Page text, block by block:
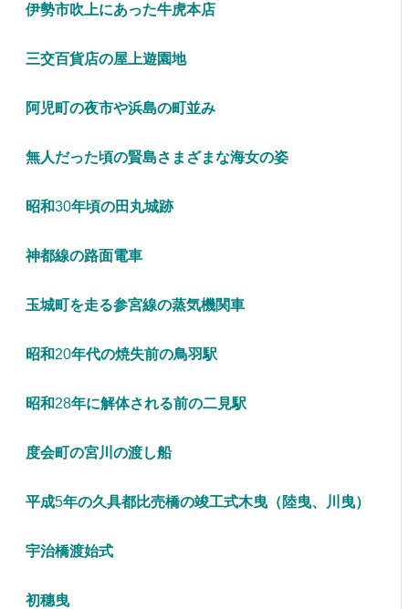
伊勢市吹上にあった牛虎本店
三交百貨店の屋上遊園地
阿児町の夜市や浜島の町並み
無人だった頃の賢島さまざまな海女の姿
昭和30年頃の田丸城跡
神都線の路面電車
玉城町を走る参宮線の蒸気機関車
昭和20年代の焼失前の鳥羽駅
昭和28年に解体される前の二見駅
度会町の宮川の渡し船
平成5年の久具都比売橋の竣工式木曳（陸曳、川曳）
宇治橋渡始式
初穗曳